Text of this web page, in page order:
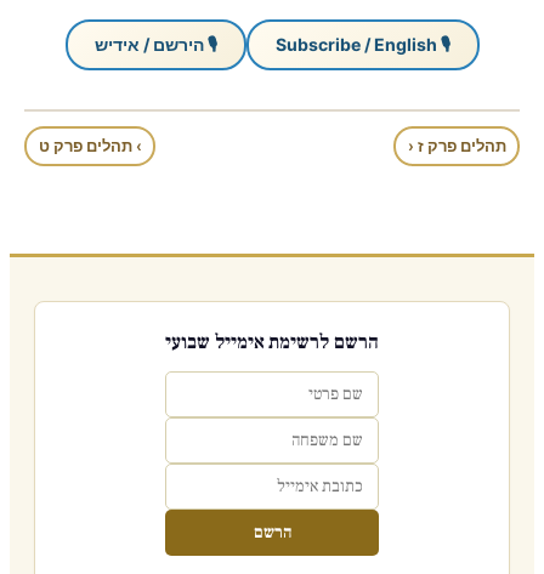
🎙 Subscribe / English 🎙 הירשם / אידיש
תהלים פרק ז ‹ › תהלים פרק ט
הרשם לרשימת אימייל שבועי
הרשם